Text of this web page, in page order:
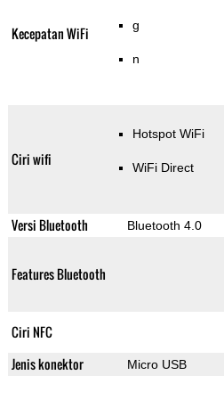
Kecepatan WiFi g
n
Ciri wifi
Hotspot WiFi
WiFi Direct
Versi Bluetooth Bluetooth 4.0
Features Bluetooth
Ciri NFC
Jenis konektor Micro USB